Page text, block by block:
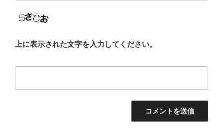
上に表示された文字を入力してください。